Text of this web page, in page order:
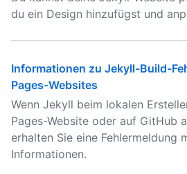
du ein Design hinzufügst und
Informationen zu Jekyll-Build-
Pages-Websites
Wenn Jekyll beim lokalen
Pages-Website oder auf GitHub
erhalten Sie eine Fehlermeldung
Informationen.